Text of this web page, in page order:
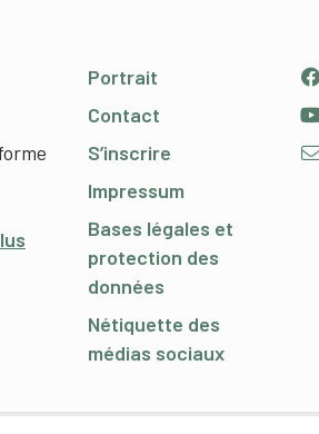
Portrait
Contact
S’inscrire
Impressum
Bases légales et
protection des
données
Nétiquette des
médias sociaux